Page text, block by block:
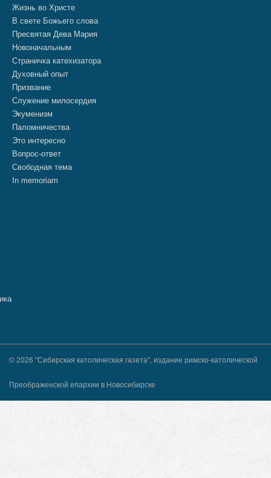
Жизнь во Христе
В свете Божьего слова
Пресвятая Дева Мария
Новоначальным
Страничка катехизатора
Духовный опыт
Призвание
Служение милосердия
Экуменизм
Паломничества
Это интересно
Вопрос-ответ
Свободная тема
In memoriam
© 2026 "Сибирская католическая газета", издание римско-католической
Преображенской епархии в Новосибирске